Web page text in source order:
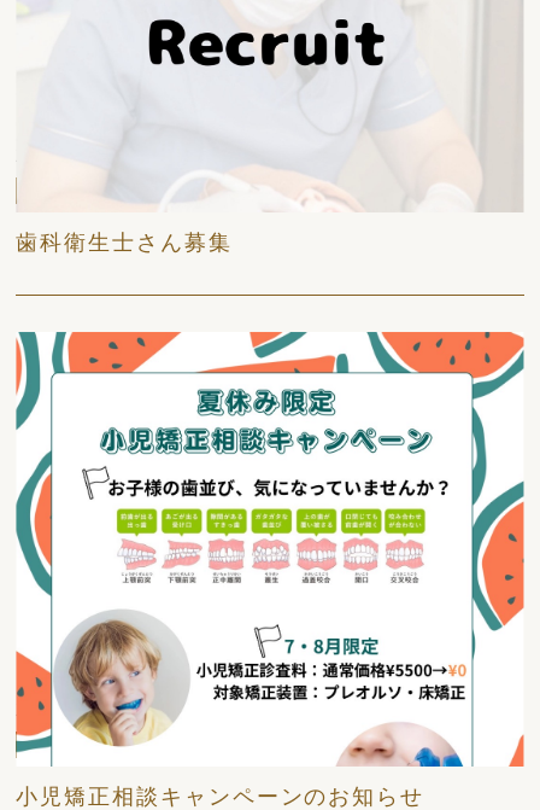
歯科衛生士さん募集
2026/06/06
日々
小児矯正相談キャンペーンのお知らせ